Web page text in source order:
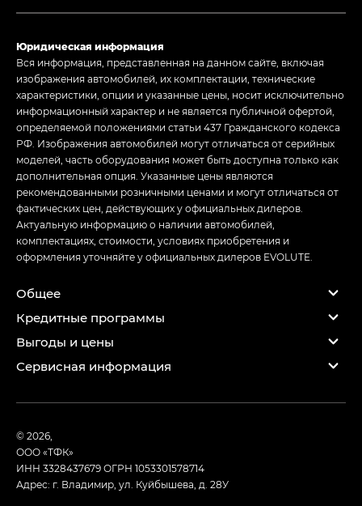
Юридическая информация
Вся информация, представленная на данном сайте, включая
изображения автомобилей, их комплектации, технические
характеристики, опции и указанные цены, носит исключительно
информационный характер и не является публичной офертой,
определяемой положениями статьи 437 Гражданского кодекса
РФ. Изображения автомобилей могут отличаться от серийных
моделей, часть оборудования может быть доступна только как
дополнительная опция. Указанные цены являются
рекомендованными розничными ценами и могут отличаться от
фактических цен, действующих у официальных дилеров.
Актуальную информацию о наличии автомобилей,
комплектациях, стоимости, условиях приобретения и
оформления уточняйте у официальных дилеров EVOLUTE.
Общее
Кредитные программы
Выгоды и цены
Сервисная информация
© 2026,
ООО «ТФК»
ИНН 3328437679ОГРН 1053301578714
Адрес: г. Владимир, ул. Куйбышева, д. 28У